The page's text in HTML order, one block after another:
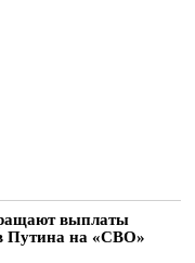
выплаты
Путина на «СВО»